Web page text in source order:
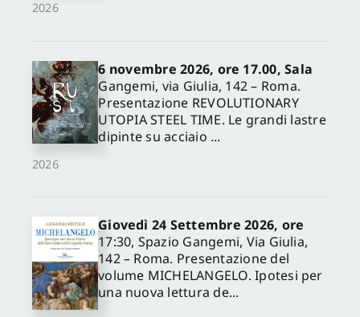
2026
2026
6 novembre 2026, ore 17.00, Sala
Gangemi, via Giulia, 142 – Roma.
Presentazione REVOLUTIONARY
UTOPIA STEEL TIME. Le grandi lastre
dipinte su acciaio ...
Giovedì 24 Settembre 2026, ore
17:30, Spazio Gangemi, Via Giulia,
142 – Roma. Presentazione del
volume MICHELANGELO. Ipotesi per
una nuova lettura de...